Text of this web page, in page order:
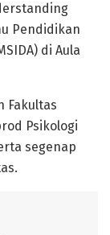
Pendidikan
di Aula
Fakultas
Psikologi
segenap